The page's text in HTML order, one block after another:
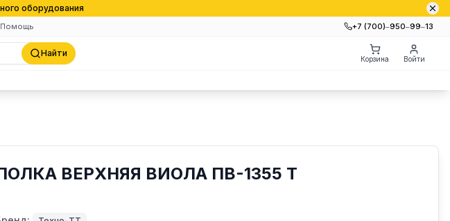
оборудования
Помощь +7 (700)‒950‒99‒13
Найти
Корзина Войти
ВЕРХНЯЯ ВИОЛА ПВ-1355 Т